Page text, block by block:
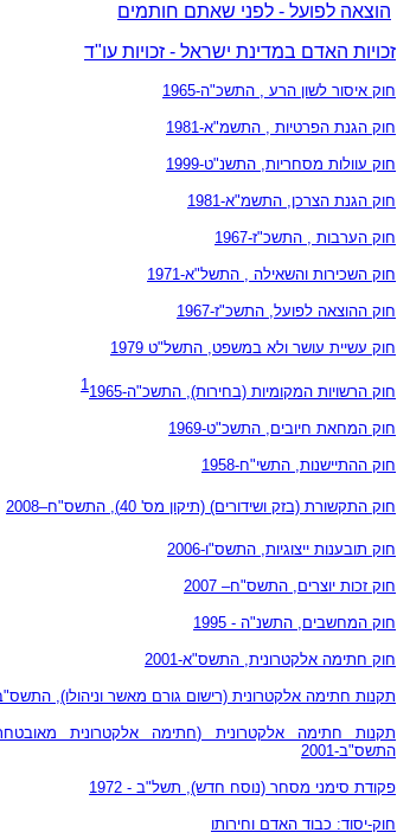
הוצאה לפועל - לפני שאתם חותמים
זכויות האדם במדינת ישראל - זכויות עו"ד
חוק איסור לשון הרע , התשכ"ה-1965
חוק הגנת הפרטיות , התשמ"א-1981
חוק עוולות מסחריות, התשנ"ט-1999
חוק הגנת הצרכן, התשמ"א-1981
חוק הערבות , התשכ"ז-1967
חוק השכירות והשאילה , התשל"א-1971
חוק ההוצאה לפועל, התשכ"ז-1967
חוק עשיית עושר ולא במשפט, התשל"ט 1979
חוק הרשויות המקומיות (בחירות), התשכ"ה-1965 1
חוק המחאת חיובים, התשכ"ט-1969
חוק ההתיישנות, התשי"ח-1958
חוק התקשורת (בזק ושידורים) (תיקון מס' 40), התשס"ח–2008
חוק תובענות ייצוגיות, התשס"ו-2006
חוק זכות יוצרים, התשס"ח– 2007
חוק המחשבים, התשנ"ה - 1995
חוק חתימה אלקטרונית, התשס"א-2001
תקנות חתימה אלקטרונית (רישום גורם מאשר וניהולו), התשס"ב-
תקנות חתימה אלקטרונית (חתימה אלקטרונית
התשס"ב-2001
פקודת סימני מסחר (נוסח חדש), תשל"ב - 1972
חוק-יסוד: כבוד האדם וחירותו